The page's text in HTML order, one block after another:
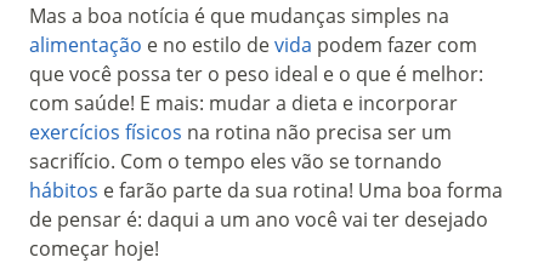
Mas a boa notícia é que mudanças simples na
alimentação e no estilo devida podem fazer com
que você possa ter o peso ideal e o que é melhor:
com saúde! E mais: mudar a dieta e incorporar
exercícios físicos na rotina não precisa ser um
sacrifício. Com o tempo eles vão se tornando
hábitos e farão parte da sua rotina! Uma boa forma
de pensar é: daqui a um ano você vai ter desejado
começar hoje!